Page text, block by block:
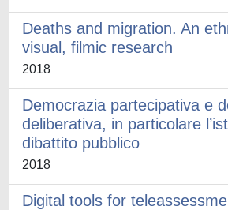
Deaths and migration. An
visual, filmic research
2018
Democrazia partecipativa e
deliberativa, in particolare
dibattito pubblico
2018
Digital tools for